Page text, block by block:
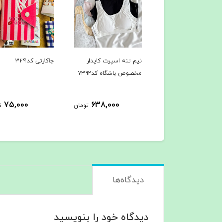
نیم تنه اسپرت کاپدار
مخصوص باشگاه کد۷۳۹۲
638,000 تومان
جاکارتی کد۳۲۹۱
75,000
دیدگاه‌ها
دیدگاه خود را بنویسید